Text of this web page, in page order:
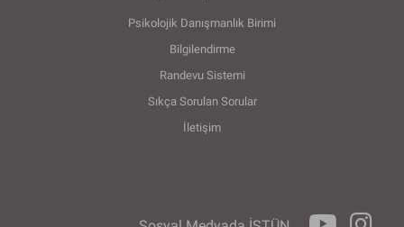
Psikolojik Danışmanlık Birimi
Bilgilendirme
Randevu Sistemi
Sıkça Sorulan Sorular
İletişim